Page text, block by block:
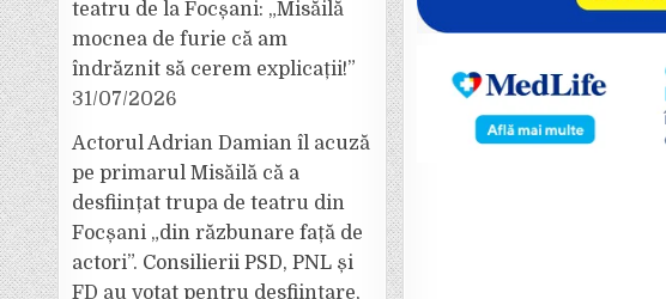
teatru de la Focșani: „Misăilă
mocnea de furie că am
îndrăznit să cerem explicații!”
31/07/2026
Actorul Adrian Damian îl acuză
pe primarul Misăilă că a
desființat trupa de teatru din
Focșani „din răzbunare față de
actori”. Consilierii PSD, PNL și
FD au votat pentru desființare,